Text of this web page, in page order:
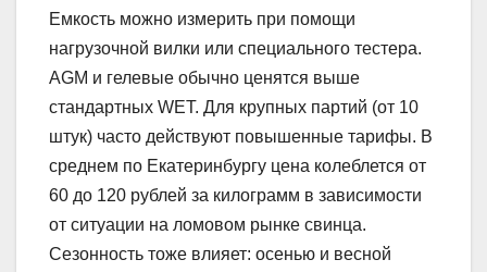
Емкость можно измерить при помощи
нагрузочной вилки или специального тестера.
AGM и гелевые обычно ценятся выше
стандартных WET. Для крупных партий (от 10
штук) часто действуют повышенные тарифы. В
среднем по Екатеринбургу цена колеблется от
60 до 120 рублей за килограмм в зависимости
от ситуации на ломовом рынке свинца.
Сезонность тоже влияет: осенью и весной